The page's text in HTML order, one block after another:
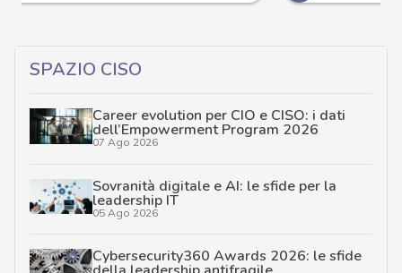
SPAZIO CISO
Career evolution per CIO e CISO: i dati
dell’Empowerment Program 2026
07 Ago 2026
Sovranità digitale e AI: le sfide per la
leadership IT
05 Ago 2026
Cybersecurity360 Awards 2026: le sfide